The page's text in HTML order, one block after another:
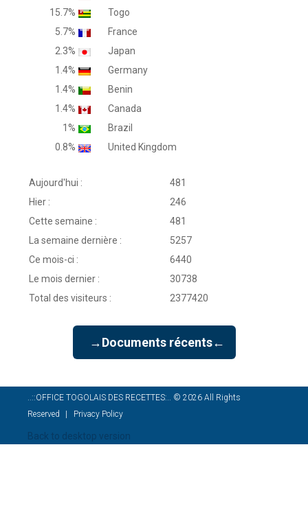
15.7%
Togo
5.7%
France
2.3%
Japan
1.4%
Germany
1.4%
Benin
1.4%
Canada
1%
Brazil
0.8%
United Kingdom
Aujourd'hui :
481
Hier :
246
Cette semaine :
481
La semaine dernière :
5257
Ce mois-ci :
6440
Le mois dernier :
30738
Total des visiteurs :
2377420
→Documents récents←
..::OFFICE TOGOLAIS DES RECETTES:.. © 2026 All Rights
Reserved
Privacy Policy
Back to desktop version